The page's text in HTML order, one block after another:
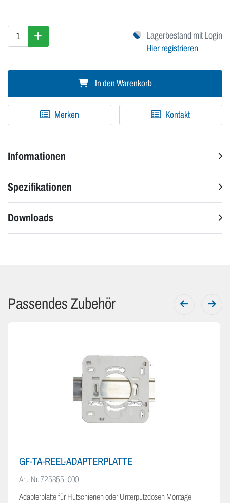
Lagerbestand mit Login
Hier registrieren
In den Warenkorb
Merken Kontakt
Informationen
Spezifikationen
Downloads
Passendes Zubehör
GF-TA-REEL-ADAPTERPLATTE
Art.-Nr.725355-000
Adapterplatte für Hutschienen oder Unterputzdosen Montage